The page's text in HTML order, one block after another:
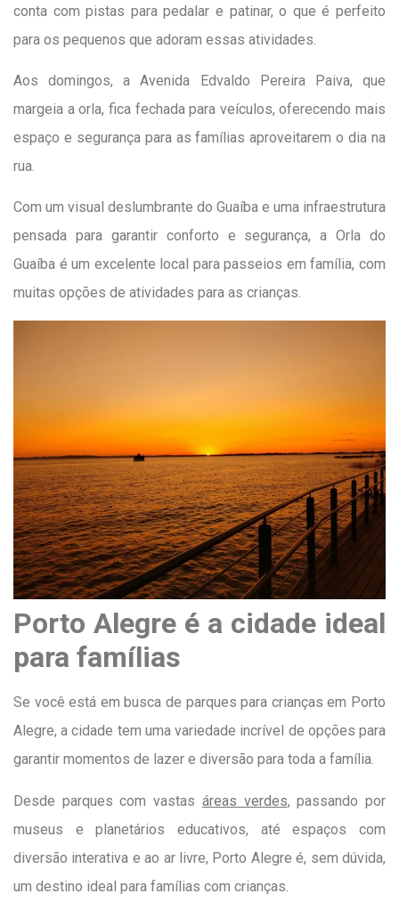
conta com pistas para pedalar e patinar, o que é perfeito
para os pequenos que adoram essas atividades.
Aos domingos, a Avenida Edvaldo Pereira Paiva, que
margeia a orla, fica fechada para veículos, oferecendo mais
espaço e segurança para as famílias aproveitarem o dia na
rua.
Com um visual deslumbrante do Guaíba e uma infraestrutura
pensada para garantir conforto e segurança, a Orla do
Guaíba é um excelente local para passeios em família, com
muitas opções de atividades para as crianças.
Porto Alegre é a cidade ideal
para famílias
Se você está em busca de parques para crianças em Porto
Alegre, a cidade tem uma variedade incrível de opções para
garantir momentos de lazer e diversão para toda a família.
Desde parques com vastas áreas verdes, passando por
museus e planetários educativos, até espaços com
diversão interativa e ao ar livre, Porto Alegre é, sem dúvida,
um destino ideal para famílias com crianças.